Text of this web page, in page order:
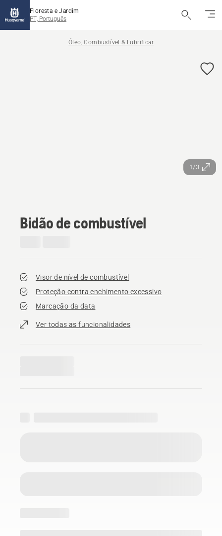
Floresta e Jardim
PT, Português
Óleo, Combustível & Lubrificar
1/3
Bidão de combustível
Visor de nível de combustível
Proteção contra enchimento excessivo
Marcação da data
Ver todas as funcionalidades